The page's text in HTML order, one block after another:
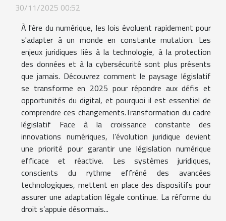
30/11/2025 00:52
À l'ère du numérique, les lois évoluent rapidement pour
s'adapter à un monde en constante mutation. Les
enjeux juridiques liés à la technologie, à la protection
des données et à la cybersécurité sont plus présents
que jamais. Découvrez comment le paysage législatif
se transforme en 2025 pour répondre aux défis et
opportunités du digital, et pourquoi il est essentiel de
comprendre ces changements.Transformation du cadre
législatif Face à la croissance constante des
innovations numériques, l’évolution juridique devient
une priorité pour garantir une législation numérique
efficace et réactive. Les systèmes juridiques,
conscients du rythme effréné des avancées
technologiques, mettent en place des dispositifs pour
assurer une adaptation légale continue. La réforme du
droit s’appuie désormais...